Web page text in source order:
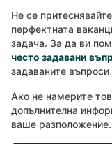
Не се
перфектната
задача. За да ви
често задавани
задаваните
Ако не намерите
допълнителна
ваше разположение.